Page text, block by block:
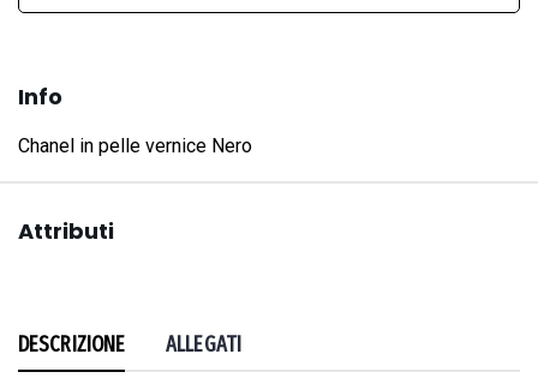
Info
Chanel in pelle vernice Nero
Attributi
DESCRIZIONE ALLEGATI